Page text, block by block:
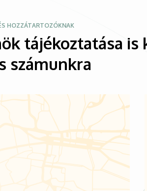
HOZZÁTARTOZÓKNAK
tájékoztatása
számunkra